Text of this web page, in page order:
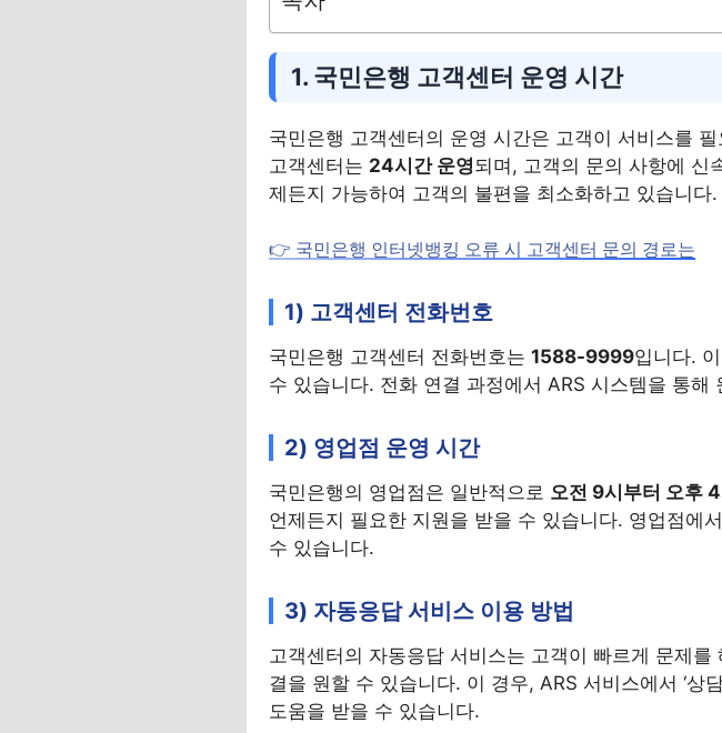
1. 국민은행 고객센터 운영 시간
국민은행 고객센터의 운영 시간은 고객이 서비스를
고객센터는 24시간 운영되며, 고객의 문의 사항에 신
제든지 가능하여 고객의 불편을 최소화하고 있습니다.
👉 국민은행 인터넷뱅킹 오류 시 고객센터 문의 경로는
1) 고객센터 전화번호
국민은행 고객센터 전화번호는 1588-9999입니다.
수 있습니다. 전화 연결 과정에서 ARS 시스템을 통
2) 영업점 운영 시간
국민은행의 영업점은 일반적으로 오전 9시부터 오후 4
언제든지 필요한 지원을 받을 수 있습니다. 영업점에
수 있습니다.
3) 자동응답 서비스 이용 방법
고객센터의 자동응답 서비스는 고객이 빠르게 문제
결을 원할 수 있습니다. 이 경우, ARS 서비스에서 ‘상
도움을 받을 수 있습니다.